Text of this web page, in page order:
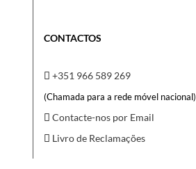
CONTACTOS
+351 966 589 269
(Chamada para a rede móvel nacional)
Contacte-nos por Email
Livro de Reclamações